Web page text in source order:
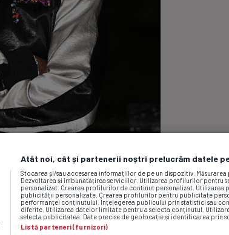
Atât noi, cât și partenerii noștri prelucrăm datele
Stocarea și/sau accesarea informațiilor de pe un dispozitiv.
Dezvoltarea și îmbunătățirea serviciilor. Utilizarea profilurilor pentru
personalizat. Crearea profilurilor de conținut personalizat. Utilizarea
publicității personalizate. Crearea profilurilor pentru publicitate
performanței conținutului. Înțelegerea publicului prin statistici sau
diferite. Utilizarea datelor limitate pentru a selecta conținutul.
selecta publicitatea. Date precise de geolocație și identificarea prin
Listă parteneri (furnizori)